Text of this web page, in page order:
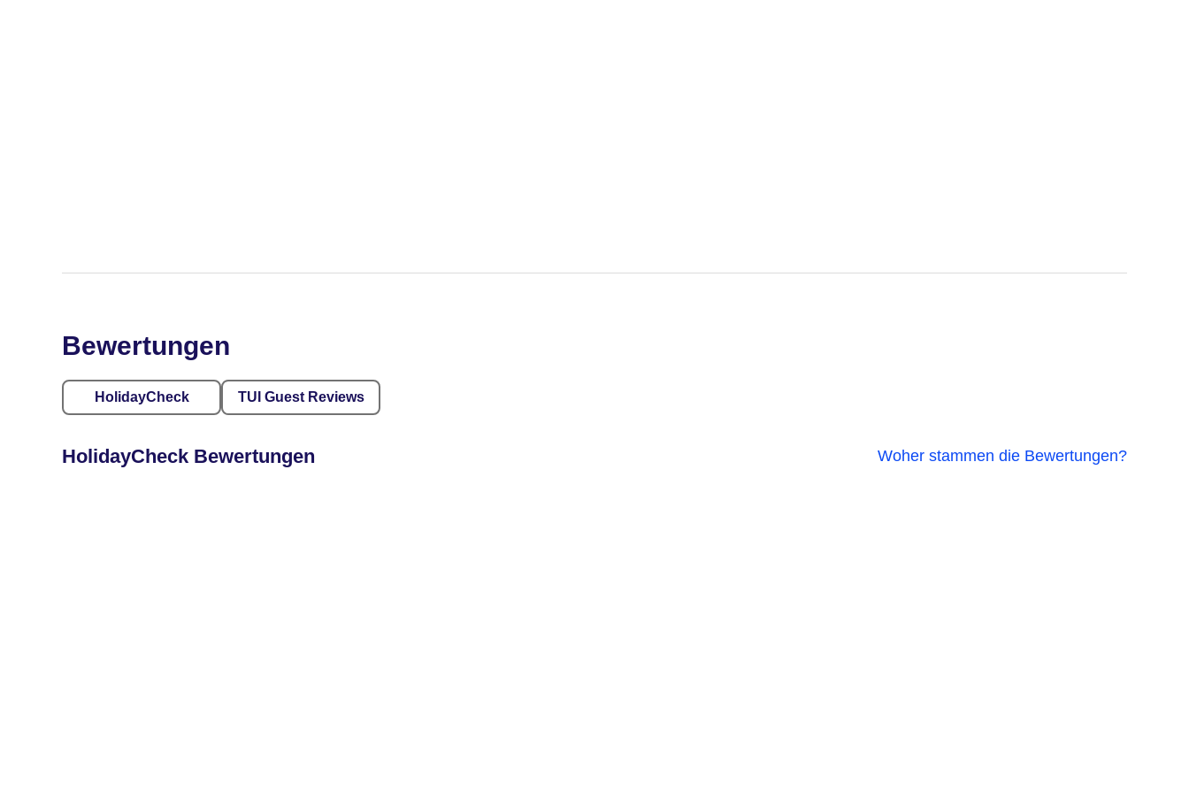
Bewertungen
HolidayCheck TUI Guest Reviews
HolidayCheck Bewertungen Woher stammen die Bewertungen?